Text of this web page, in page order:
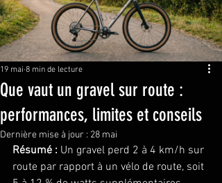
Que vaut un gravel sur route :
performances, limites et conseils
19 mai 8 min de lecture
Dernière mise à jour : 28 mai
Résumé : Un gravel perd 2 à 4 km/h sur
route par rapport à un vélo de route, soit